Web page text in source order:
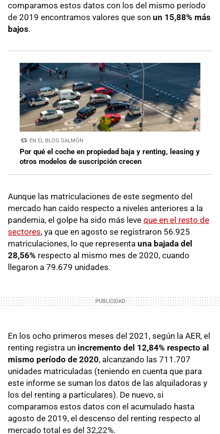
comparamos estos datos con los del mismo período
de 2019 encontramos valores que son un 15,88% más
bajos.
EN EL BLOG SALMÓN
Por qué el coche en propiedad baja y renting, leasing y
otros modelos de suscripción crecen
Aunque las matriculaciones de este segmento del
mercado han caído respecto a niveles anteriores a la
pandemia, el golpe ha sido más leve que en el resto de
sectores, ya que en agosto se registraron 56.925
matriculaciones, lo que representa una bajada del
28,56% respecto al mismo mes de 2020, cuando
llegaron a 79.679 unidades.
En los ocho primeros meses del 2021, según la AER, el
renting registra un incremento del 12,84% respecto al
mismo período de 2020, alcanzando las 711.707
unidades matriculadas (teniendo en cuenta que para
este informe se suman los datos de las alquiladoras y
los del renting a particulares). De nuevo, si
comparamos estos datos con el acumulado hasta
agosto de 2019, el descenso del renting respecto al
mercado total es del 32,22%.